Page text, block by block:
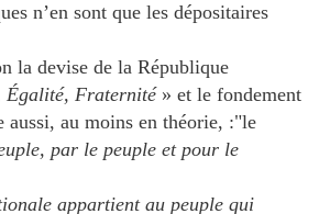
n’en sont que les dépositaires
la devise de la République
Égalité, Fraternité » et le fondement
aussi, au moins en théorie, :"le
par le peuple et pour le
appartient au peuple qui